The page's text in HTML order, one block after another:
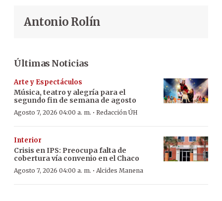
Antonio Rolín
Últimas Noticias
Arte y Espectáculos
Música, teatro y alegría para el
segundo fin de semana de agosto
Agosto 7, 2026 04:00 a. m. · Redacción ÚH
Interior
Crisis en IPS: Preocupa falta de
cobertura vía convenio en el Chaco
Agosto 7, 2026 04:00 a. m. · Alcides Manena